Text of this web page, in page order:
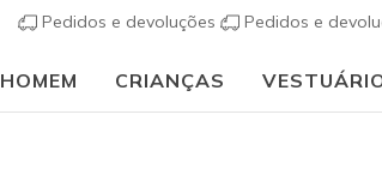
Pedidos e devoluções Pedidos e
HOMEM CRIANÇAS